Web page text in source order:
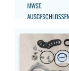
MWST.
AUSGESCHLOSSEN